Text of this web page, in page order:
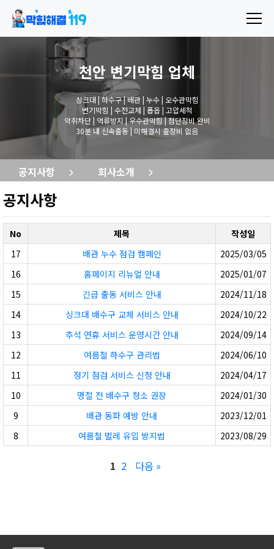
천안 변기막힘 업체
싱크대 | 하수구 | 배관 | 누수 | 오수관막힘
변기막힘 | 수전교체 | 폽옵 | 고압세척
악취차단 | 역류방지 | 우수관막힘 | 첨단장비 완비
30분 내 신속출동 | 미해결시 출장비 없음
공지사항 회사소개
공지사항
No 제목
작성일
17
배관 누수 점검 캠페인
2025/03/05
16
홈페이지 리뉴얼 안내
2025/01/07
15
긴급 출동 서비스 안내
2024/11/18
14
싱크대 배수구 교체 서비스 안내
2024/10/22
13
추석 연휴 서비스 운영시간 안내
2024/09/14
12
여름철 하수구 관리법
2024/06/10
11
정기 점검 서비스 신청 안내
2024/04/17
10
명절 전 배수구 청소 권장
2024/01/30
9
배관 동파 예방 안내
2023/12/01
8
여름철 벌레 유입 방지법 2023/08/29
1 2 다음 »